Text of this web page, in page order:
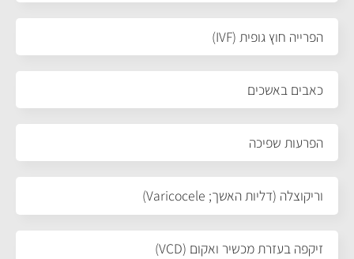
הפרייה חוץ גופית (IVF)
כאבים באשכים
הפרעות שפיכה
וריקוצלה (דליות האשך; Varicocele)
זיקפה בעזרת מכשיר ואקום (VCD)